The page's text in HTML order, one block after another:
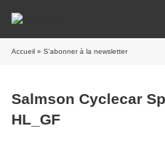
Accueil » S'abonner à la newsletter
Salmson Cyclecar
HL_GF